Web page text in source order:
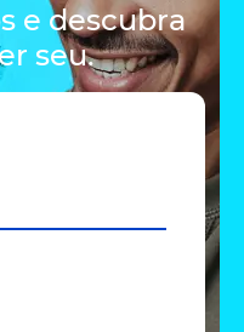
e descubra
seu.